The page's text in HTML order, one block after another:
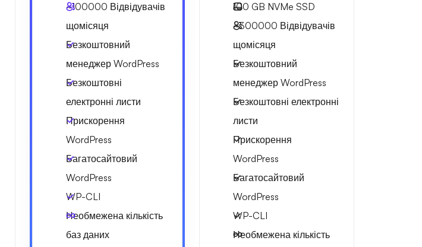
~100000 Відвідувачів
щомісяця
Безкоштовний
менеджер WordPress
Безкоштовні
електронні листи
Прискорення
WordPress
Багатосайтовий
WordPress
WP-CLI
Необмежена кількість
баз даних
100 GB NVMe SSD
~300000 Відвідувачів
щомісяця
Безкоштовний
менеджер WordPress
Безкоштовні електронні
листи
Прискорення
WordPress
Багатосайтовий
WordPress
WP-CLI
Необмежена кількість